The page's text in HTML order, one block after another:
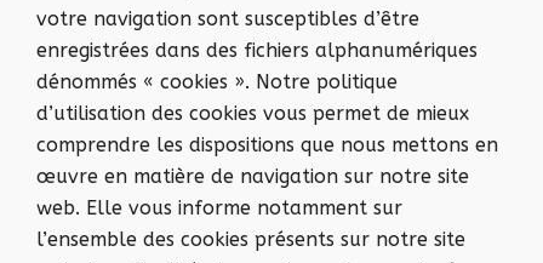
votre navigation sont susceptibles d’être
enregistrées dans des fichiers alphanumériques
dénommés « cookies ». Notre politique
d’utilisation des cookies vous permet de mieux
comprendre les dispositions que nous mettons en
œuvre en matière de navigation sur notre site
web. Elle vous informe notamment sur
l’ensemble des cookies présents sur notre site